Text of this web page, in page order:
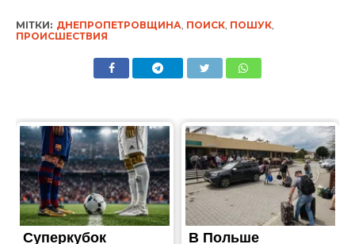
МІТКИ: ДНЕПРОПЕТРОВЩИНА, ПОИСК, ПОШУК,
ПРОИСШЕСТВИЯ